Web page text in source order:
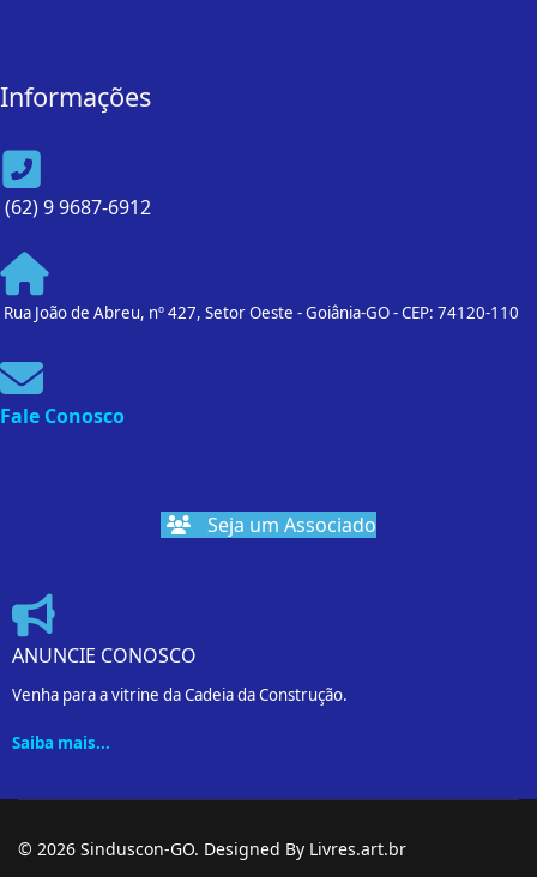
Informações
(62) 9 9687-6912
Rua João de Abreu, nº 427, Setor Oeste - Goiânia-GO - CEP: 74120-110
Fale Conosco
Seja um Associado
ANUNCIE CONOSCO
Venha para a vitrine da Cadeia da Construção.
Saiba mais...
© 2026 Sinduscon-GO. Designed By Livres.art.br